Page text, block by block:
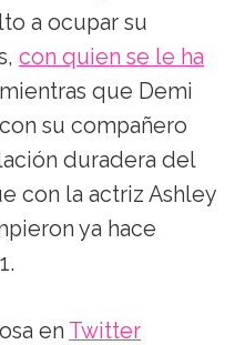
a ocupar su
con quien se le ha
que Demi
su compañero
duradera del
con la actriz Ashley
ya hace
en Twitter